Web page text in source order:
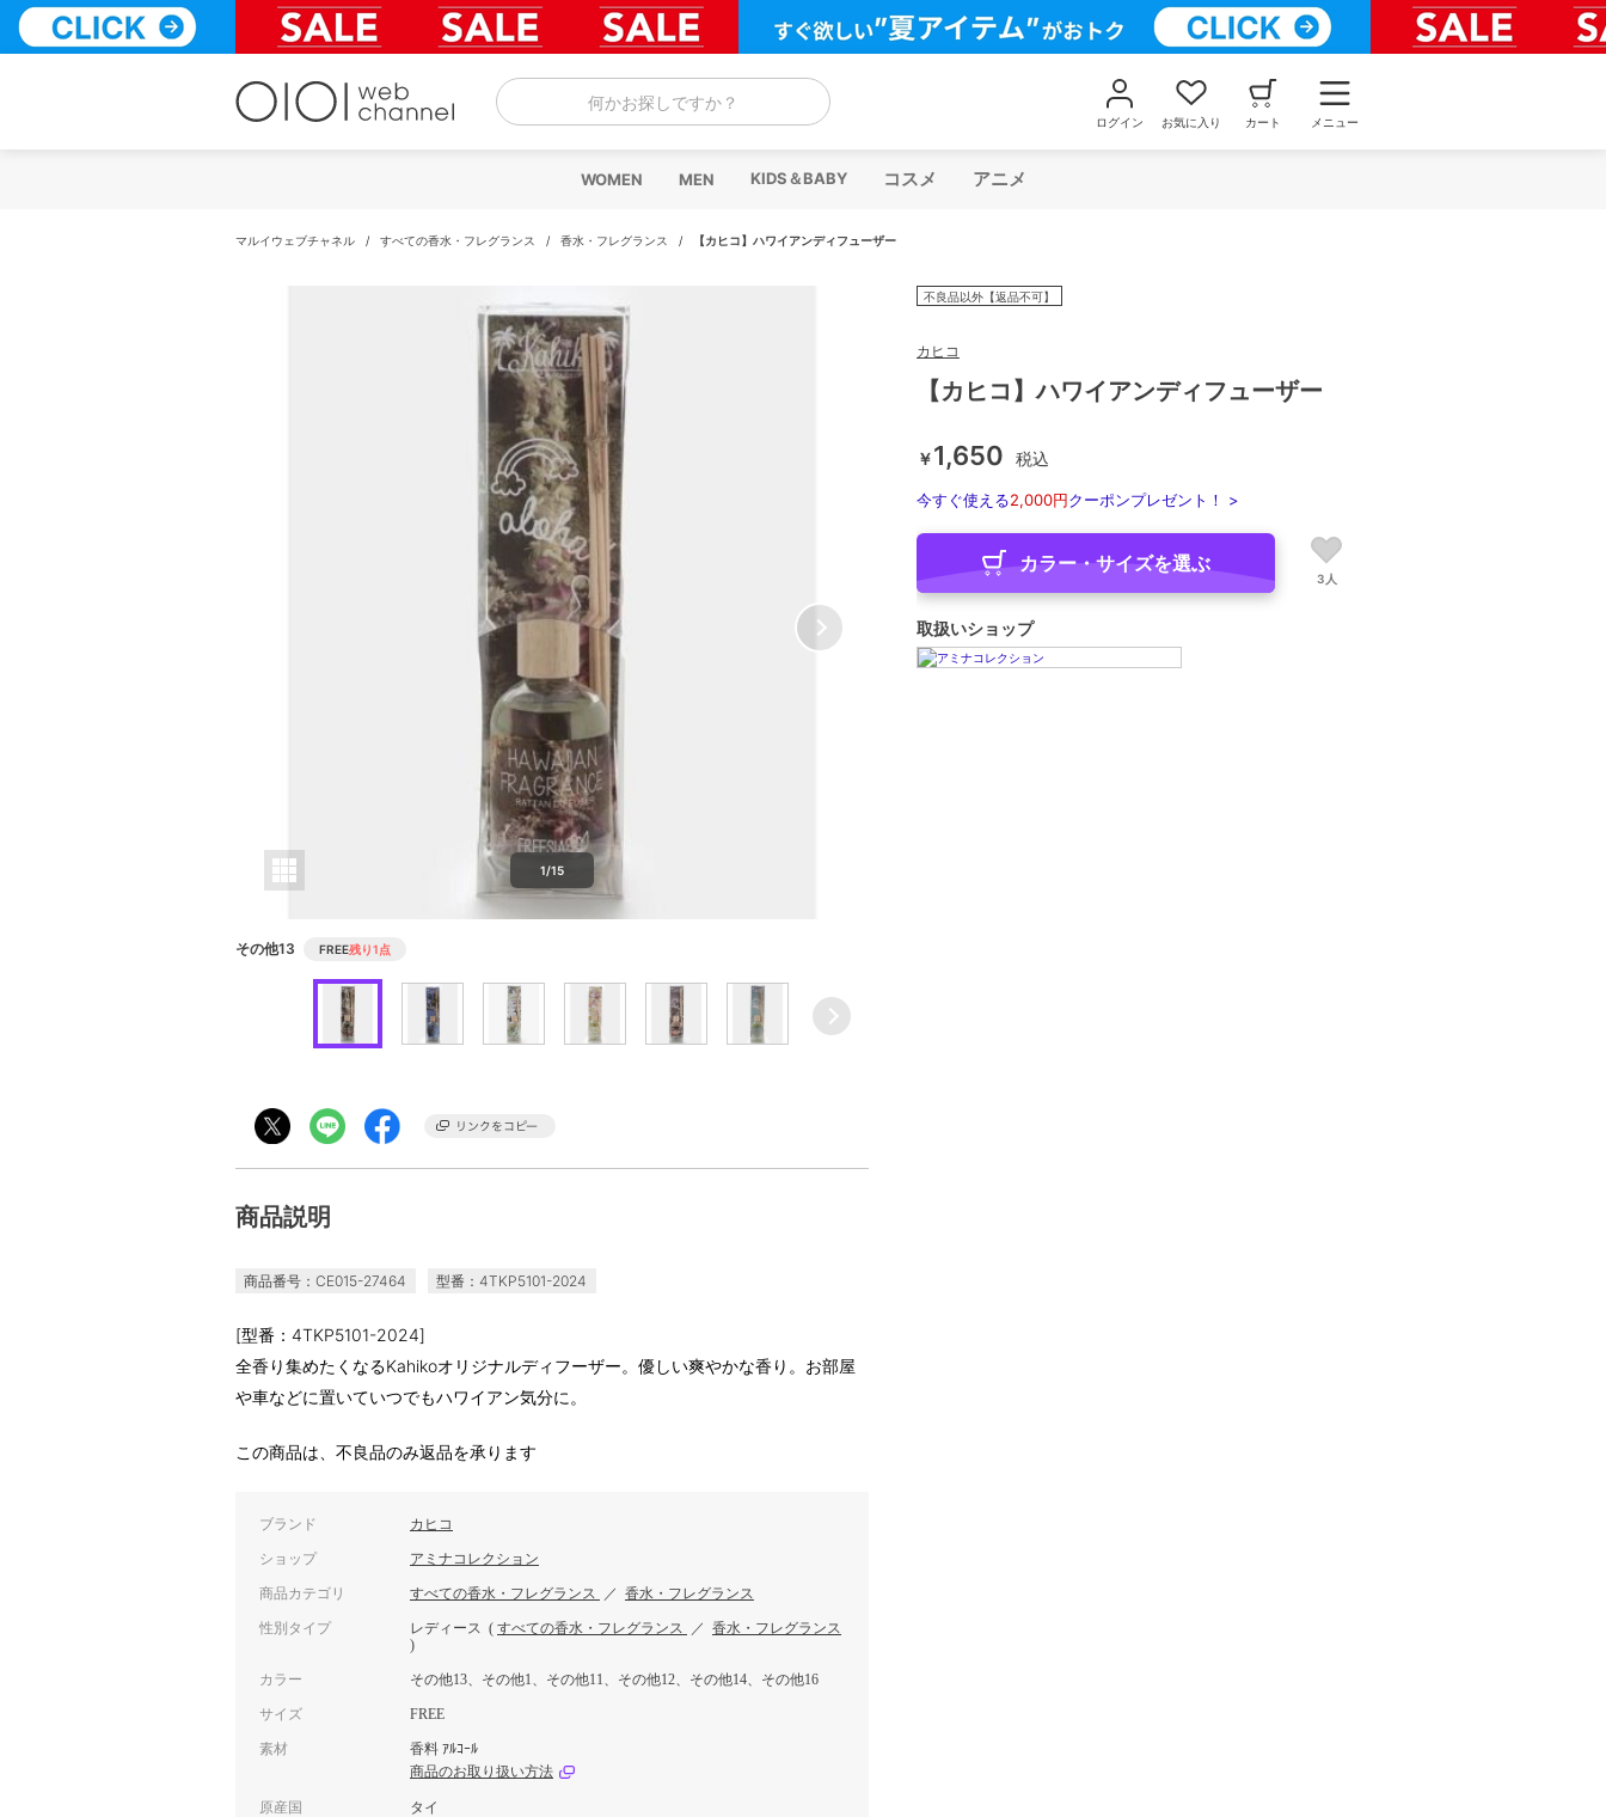
テ
何かお探しですか？
ログイン お気に入り カート メニュー
WOMEN MEN KIDS＆BABY コスメ アニメ
マルイウェブチャネル / すべての香水・フレグランス / 香水・フレグランス / 【カヒコ】ハワイアンディフューザー
1/15
その他13 FREE残り1点
商品説明
商品番号：CE015-27464 型番：4TKP5101-2024
[型番：4TKP5101-2024]
全香り集めたくなるKahikoオリジナルディフーザー。優しい爽やかな香り。お部屋
や車などに置いていつでもハワイアン気分に。
この商品は、不良品のみ返品を承ります
ブランド カヒコ
ショップ アミナコレクション
商品カテゴリ すべての香水・フレグランス ／ 香水・フレグランス
性別タイプ レディース ( すべての香水・フレグランス ／ 香水・フレグランス
)
カラー その他13、その他1、その他11、その他12、その他14、その他16
サイズ FREE
素材
香料 ｱﾙｺｰﾙ
商品のお取り扱い方法
原産国 タイ
不良品以外【返品不可】
カヒコ
【カヒコ】ハワイアンディフューザー
￥1,650 税込
今すぐ使える2,000円クーポンプレゼント！ >
カラー・サイズを選ぶ
3人
取扱いショップ